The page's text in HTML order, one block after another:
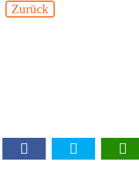
Zurück